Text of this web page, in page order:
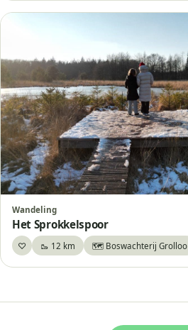
Wandeling
Het Sprokkelspoor
♡Bewaar🥾 12 km 🗺️ Boswachterij Grolloo